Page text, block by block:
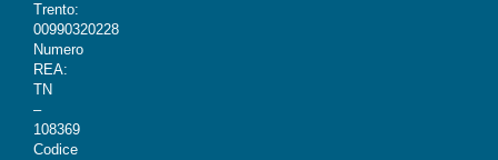
Trento:
00990320228
Numero
REA:
TN
–
108369
Codice